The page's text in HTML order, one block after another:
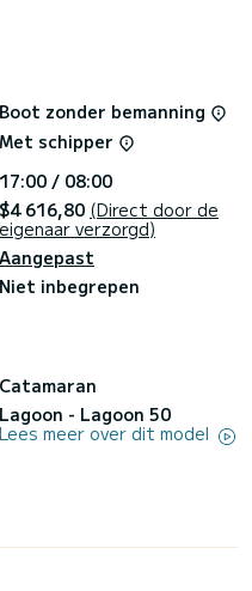
gelat grootzeil en
uitrusting: Auto-pilot,
rechtstreeks door
beste prijzen via het
Boot zonder bemanning
Met schipper
17:00 / 08:00
$4 616,80 (Direct door de
eigenaar verzorgd)
Aangepast
Niet inbegrepen
Catamaran
Lagoon - Lagoon 50
Lees meer over dit model